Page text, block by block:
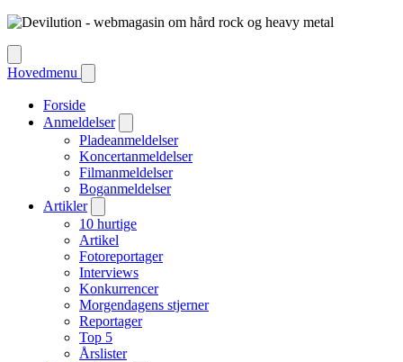
Hovedmenu
Forside
Anmeldelser
Pladeanmeldelser
Koncertanmeldelser
Filmanmeldelser
Boganmeldelser
Artikler
10 hurtige
Artikel
Fotoreportager
Interviews
Konkurrencer
Morgendagens stjerner
Reportager
Top 5
Årslister